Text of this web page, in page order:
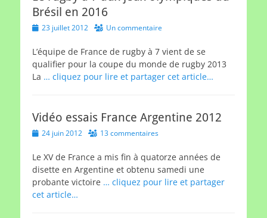
Brésil en 2016
Posted23 juillet 2012 Un commentaire
L’équipe de France de rugby à 7 vient de se
qualifier pour la coupe du monde de rugby 2013
La … cliquez pour lire et partager cet article…
Vidéo essais France Argentine 2012
Posted24 juin 2012 13 commentaires
Le XV de France a mis fin à quatorze années de
disette en Argentine et obtenu samedi une
probante victoire … cliquez pour lire et partager
cet article…